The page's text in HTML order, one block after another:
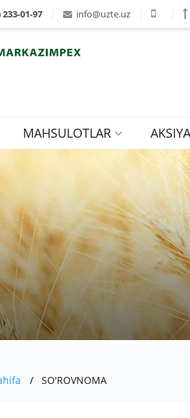
233-01-97 info@uzte.uz
MAHSULOTLAR
SO'ROVNOMA